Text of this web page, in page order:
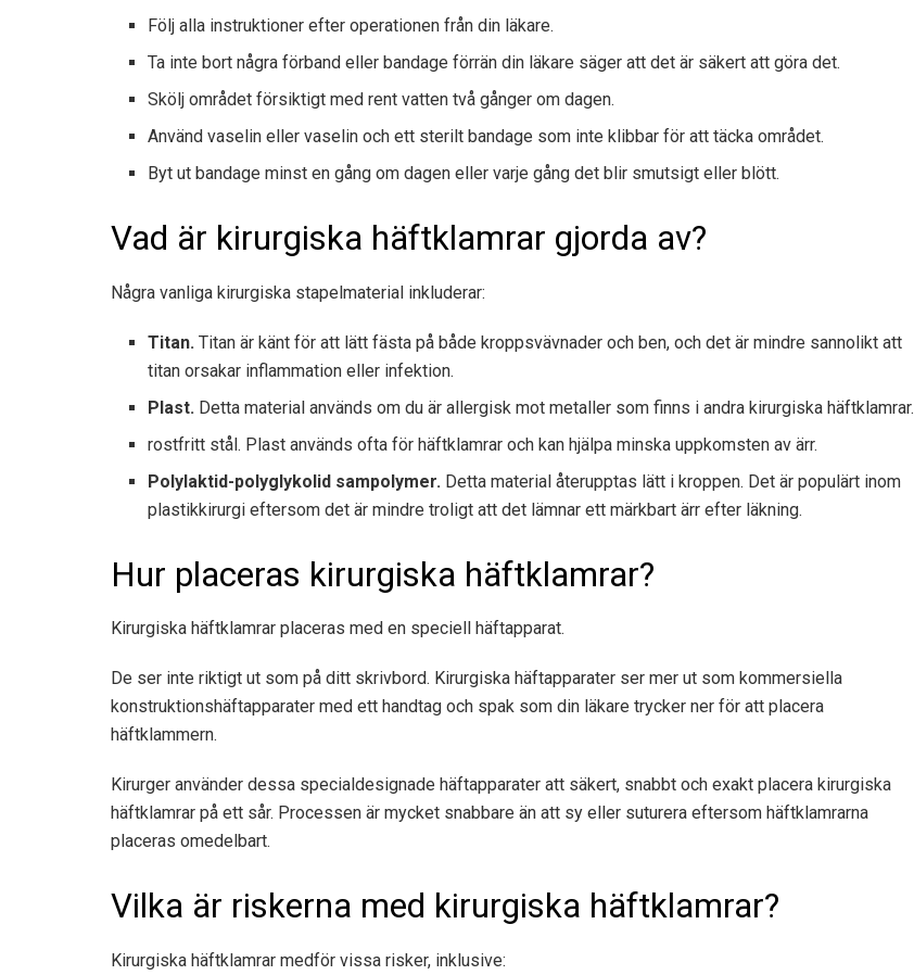
Följ alla instruktioner efter operationen från din läkare.
Ta inte bort några förband eller bandage förrän din läkare säger att det är säkert att göra det.
Skölj området försiktigt med rent vatten två gånger om dagen.
Använd vaselin eller vaselin och ett sterilt bandage som inte klibbar för att täcka området.
Byt ut bandage minst en gång om dagen eller varje gång det blir smutsigt eller blött.
Vad är kirurgiska häftklamrar gjorda av?
Några vanliga kirurgiska stapelmaterial inkluderar:
Titan. Titan är känt för att lätt fästa på både kroppsvävnader och ben, och det är mindre sannolikt att
titan orsakar inflammation eller infektion.
Plast. Detta material används om du är allergisk mot metaller som finns i andra kirurgiska häftklamrar.
rostfritt stål. Plast används ofta för häftklamrar och kan hjälpaminska uppkomsten av ärr.
Polylaktid-polyglykolid sampolymer. Detta material återupptas lätt i kroppen. Det är populärt inom
plastikkirurgi eftersom det är mindre troligt att det lämnar ett märkbart ärr efter läkning.
Hur placeras kirurgiska häftklamrar?
Kirurgiska häftklamrar placeras med en speciell häftapparat.
De ser inte riktigt ut som på ditt skrivbord. Kirurgiska häftapparater ser mer ut som kommersiella
konstruktionshäftapparater med ett handtag och spak som din läkare trycker ner för att placera
häftklammern.
Kirurger använder dessa specialdesignade häftapparater att säkert, snabbt och exakt placera kirurgiska
häftklamrar på ett sår. Processen är mycket snabbare än att sy eller suturera eftersom häftklamrarna
placeras omedelbart.
Vilka är riskerna med kirurgiska häftklamrar?
Kirurgiska häftklamrar medför vissa risker, inklusive: